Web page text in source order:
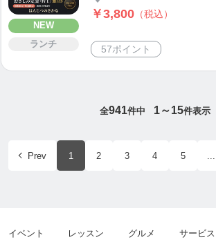
NEW
ランチ
￥3,800 （税込）
57ポイント
全941件中 1～15件表示
Prev 1 2 3 4 5
イベント レッスン グルメ サービス